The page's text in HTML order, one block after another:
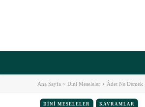
Ana Sayfa Dini Meseleler Âdet Ne Demek
DINI MESELELER KAVRAMLAR